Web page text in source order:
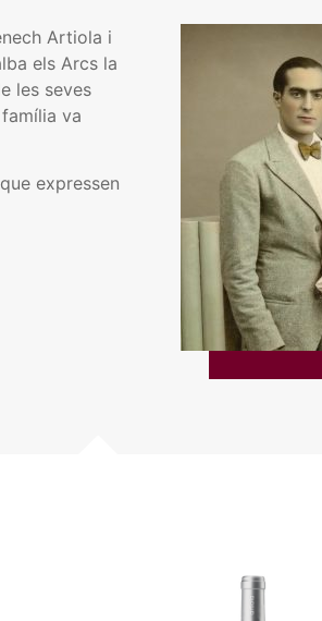
Artiola i
els Arcs la
les seves
va
expressen